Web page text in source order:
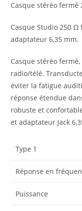
Casque stéréo fermé
Casque Studio 250 Ω
adaptateur 6,35 mm.
Casque stéréo
radio/télé.
éviter la fatigue
réponse étendue
robuste et
et adaptateur Jack
Type 1
Réponse en
Puissance